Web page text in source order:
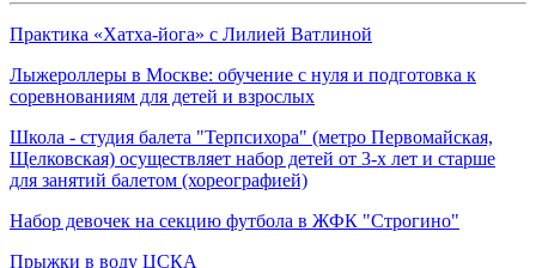
Практика «Хатха-йога» с Лилией Ватлиной
Лыжероллеры в Москве: обучение с нуля и подготовка к
соревнованиям для детей и взрослых
Школа - студия балета "Терпсихора" (метро Первомайская,
Щелковская) осуществляет набор детей от 3-х лет и старше
для занятий балетом (хореографией)
Набор девочек на секцию футбола в ЖФК "Строгино"
Прыжки в воду ЦСКА